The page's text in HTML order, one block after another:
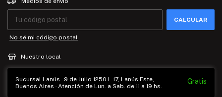
CALCULAR
No sé mi código postal
Nuestro local
Sucursal Lanús - 9 de Julio 1250 L.17, Lanús Este,
Buenos Aires - Atención de Lun. a Sab. de 11 a 19 hs.
Gratis